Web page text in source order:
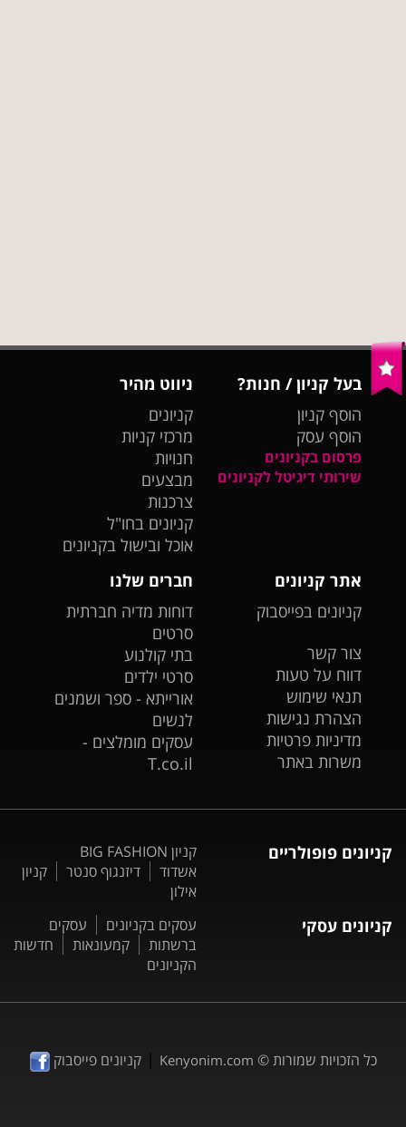
בעל קניון / חנות?
הוסף קניון
הוסף עסק
פרסום בקניונים
שירותי דיגיטל לקניונים
ניווט מהיר
קניונים
מרכזי קניות
חנויות
מבצעים
צרכנות
קניונים בחו"ל
אוכל ובישול בקניונים
אתר קניונים
קניונים בפייסבוק
צור קשר
דווח על טעות
תנאי שימוש
הצהרת נגישות
מדיניות פרטיות
משרות באתר
חברים שלנו
דוחות מדיה חברתית
סרטים
בתי קולנוע
סרטי ילדים
אורייתא - ספר ושמנים
לנשים
עסקים מומלצים -
T.co.il
קניונים פופולריים
קניון BIG FASHION
אשדוד
דיזנגוף סנטר
קניון
אילון
קניונים עסקי עסקים בקניונים
עסקים
ברשתות
קמעונאות
חדשות
הקניונים
כל הזכויות שמורות © Kenyonim.com
|קניונים פייסבוק